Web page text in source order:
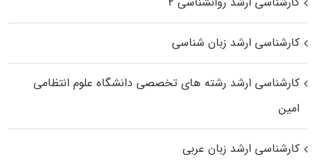
کارشناسی ارشد زبان شناسی
کارشناسی ارشد رﺷﺘﻪ ﻫﺎی تخصصی داﻧﺸﮕﺎه ﻋﻠﻮم انتظامی
اﻣﻴﻦ
کارشناسی ارشد زبان عربی